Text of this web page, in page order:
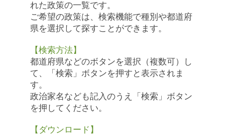
れた政策の一覧です。
ご希望の政策は、検索機能で種別や都道府
県を選択して探すことができます。
【検索方法】
都道府県などのボタンを選択（複数可）し
て、「検索」ボタンを押すと表示されま
す。
政治家名なども記入のうえ「検索」ボタン
を押してください。
【ダウンロード】